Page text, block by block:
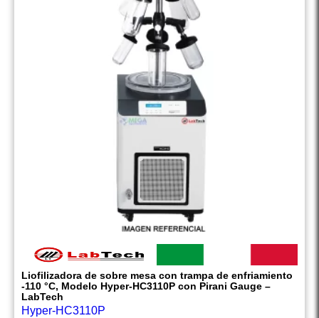
Liofilizadora de sobre mesa con trampa de enfriamiento
-110 °C, Modelo Hyper-HC3110P con Pirani Gauge –
LabTech
Hyper-HC3110P